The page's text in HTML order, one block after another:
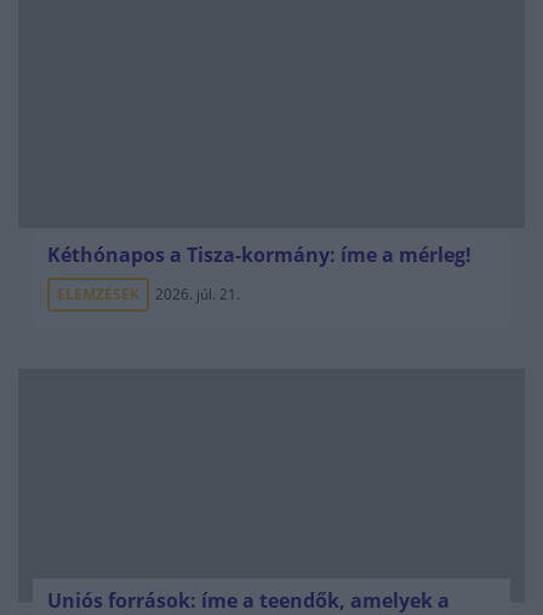
Kéthónapos a Tisza-kormány: íme a mérleg!
ELEMZÉSEK 2026. júl. 21.
Uniós források: íme a teendők, amelyek a